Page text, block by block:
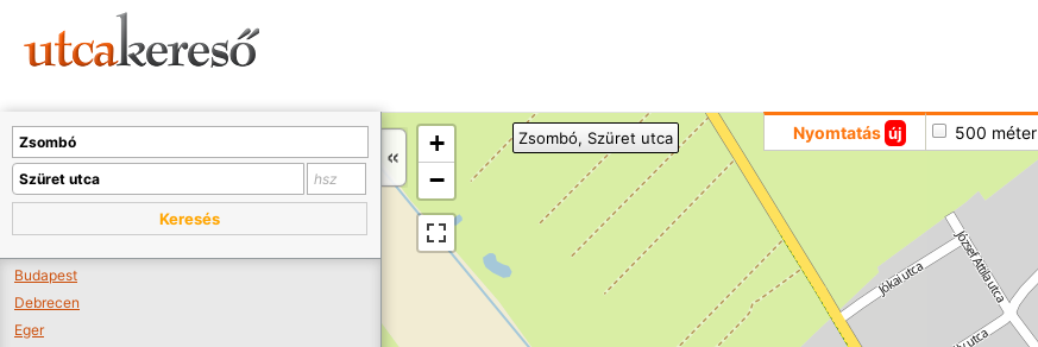
+
−
Nyomtatás új 500 méter
Zsombó, Szüret utca
Keresés
Budapest
Debrecen
Eger
A térképet kicsinyíteni kell, hogy látszódjanak a boltok.
Boltok látszódjanak >>